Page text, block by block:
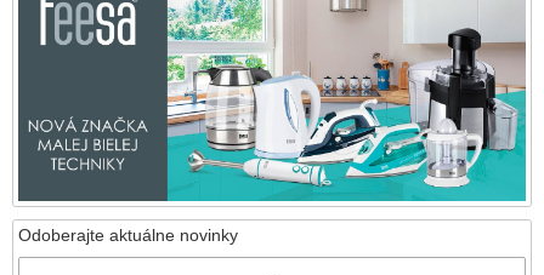
Odoberajte aktuálne novinky